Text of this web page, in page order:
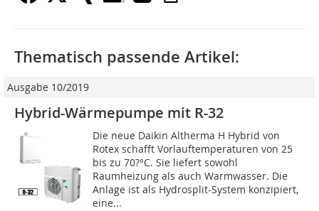
Thematisch passende Artikel:
Ausgabe 10/2019
Hybrid-Wärmepumpe mit R-32
Die neue Daikin Altherma H Hybrid von
Rotex schafft Vorlauftemperaturen von 25
bis zu 70?°C. Sie liefert sowohl
Raumheizung als auch Warmwasser. Die
Anlage ist als Hydrosplit-System konzipiert,
eine...